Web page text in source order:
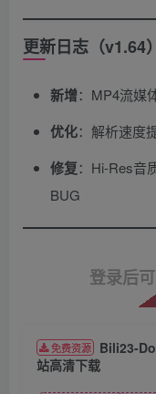
更新日志（v1.64）
新增：MP4流媒
优化：解析速度
修复：Hi-Res音
BUG
登录后
免费资源
Bili23-
站高清下载